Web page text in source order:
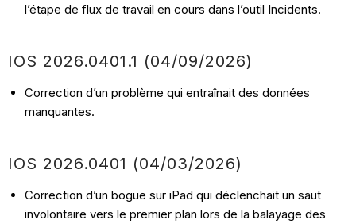
l’étape de flux de travail en cours dans l’outil Incidents.
IOS 2026.0401.1 (04/09/2026)
Correction d’un problème qui entraînait des données
manquantes.
IOS 2026.0401 (04/03/2026)
Correction d’un bogue sur iPad qui déclenchait un saut
involontaire vers le premier plan lors de la balayage des